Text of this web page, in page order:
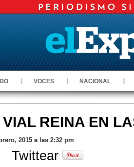
VOCES NACIONAL
REINA EN
2015 a las 2:32 pm
Twittear